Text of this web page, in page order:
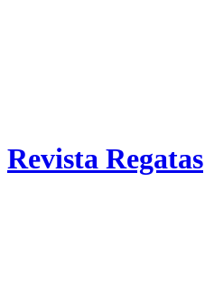
Revista Regatas